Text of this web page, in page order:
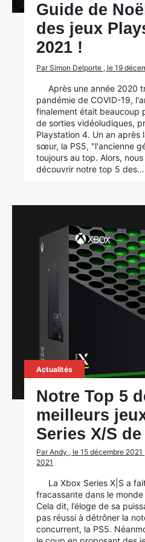
Guide de
des jeux
2021 !
Par Simon Delporte , le 19
Après une année 2020
pandémie de COVID-19,
finalement était beaucoup
de sorties vidéoludiques,
Playstation 4. Un an après
sœur, la PS5, "l'ancienne
toujours au top. Alors,
découvrir notre top 5 des…
Actualités
Notre Top 5
meilleurs
Series X/S de
Par Andy , le 15 décembre
2021
La Xbox Series X|S a
fracassante dans le
Cela dit, l’éloge de sa
pas réussi à détrôner la
concurrent, la PS5.